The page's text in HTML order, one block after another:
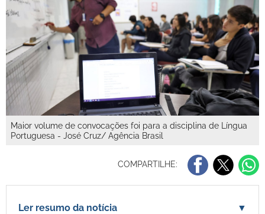
Maior volume de convocações foi para a disciplina de Língua
Portuguesa - José Cruz/ Agência Brasil
COMPARTILHE:
Ler resumo da notícia ▼